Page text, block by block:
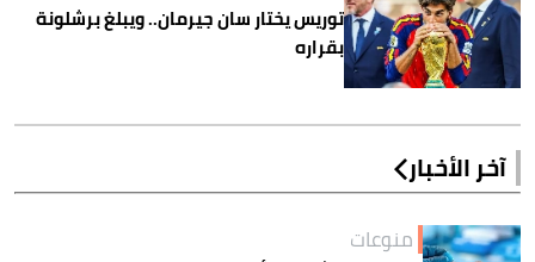
توريس يختار سان جيرمان.. ويبلغ برشلونة
بقراره
آخر الأخبار
منوعات